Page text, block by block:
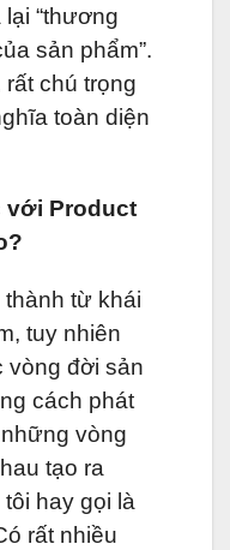
“thương
sản phẩm”.
chú trọng
toàn diện
với Product
từ khái
tuy nhiên
vòng đời sản
cách phát
vòng
tạo ra
hay gọi là
rất nhiều